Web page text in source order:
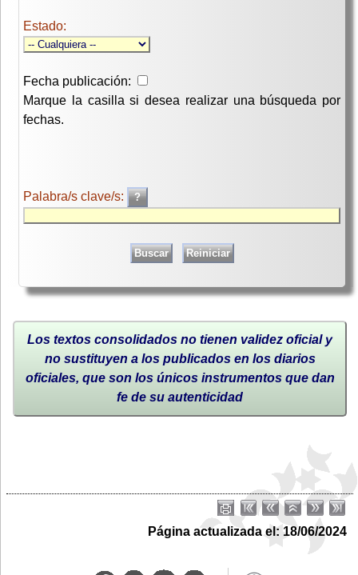
Estado:
Fecha publicación:
Marque la casilla si desea realizar una búsqueda por
fechas.
Palabra/s clave/s:
Los textos consolidados no tienen validez oficial y
no sustituyen a los publicados en los diarios
oficiales, que son los únicos instrumentos que dan
fe de su autenticidad
Página actualizada el: 18/06/2024